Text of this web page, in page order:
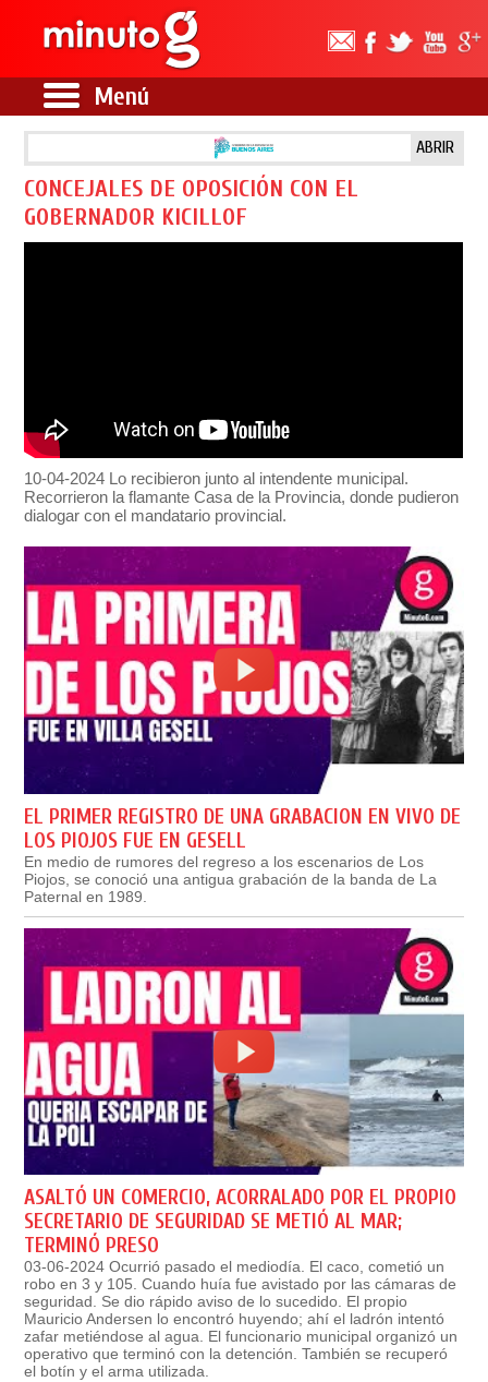
Menú
ABRIR
CONCEJALES DE OPOSICIÓN CON EL
GOBERNADOR KICILLOF
10-04-2024 Lo recibieron junto al intendente municipal.
Recorrieron la flamante Casa de la Provincia, donde pudieron
dialogar con el mandatario provincial.
EL PRIMER REGISTRO DE UNA GRABACION EN VIVO DE
LOS PIOJOS FUE EN GESELL
En medio de rumores del regreso a los escenarios de Los
Piojos, se conoció una antigua grabación de la banda de La
Paternal en 1989.
ASALTÓ UN COMERCIO, ACORRALADO POR EL PROPIO
SECRETARIO DE SEGURIDAD SE METIÓ AL MAR;
TERMINÓ PRESO
03-06-2024 Ocurrió pasado el mediodía. El caco, cometió un
robo en 3 y 105. Cuando huía fue avistado por las cámaras de
seguridad. Se dio rápido aviso de lo sucedido. El propio
Mauricio Andersen lo encontró huyendo; ahí el ladrón intentó
zafar metiéndose al agua. El funcionario municipal organizó un
operativo que terminó con la detención. También se recuperó
el botín y el arma utilizada.